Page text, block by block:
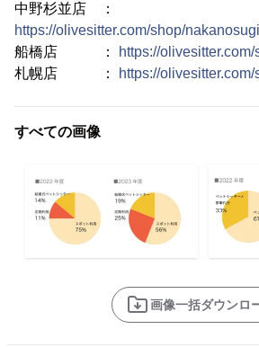
中野杉並店 ：
https://olivesitter.com/shop/
船橋店 ：
https://
札幌店 ：
https://
すべての画像
画像一括ダウンロ